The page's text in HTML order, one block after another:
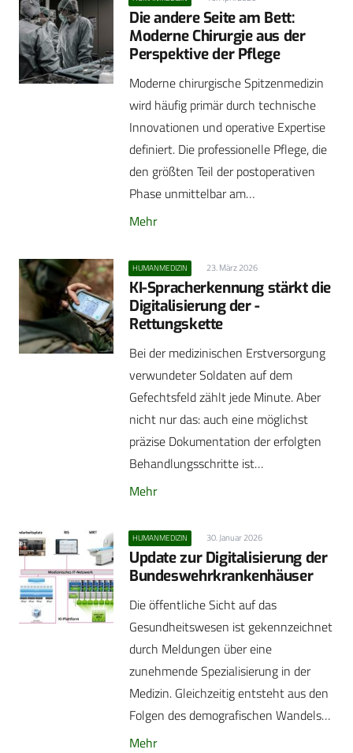
Die andere Seite am Bett:
Moderne Chirurgie aus der
Perspektive der Pflege
Moderne chirurgische Spitzenmedizin
wird häufig primär durch technische
Innovationen und operative Expertise
definiert. Die professionelle Pflege, die
den größten Teil der postoperativen
Phase unmittelbar am…
Mehr
HUMANMEDIZIN 23. März 2026
KI-Spracherkennung stärkt die
Digitalisierung der ­
Rettungskette
Bei der medizinischen Erstversorgung
verwundeter Soldaten auf dem
Gefechtsfeld zählt jede Minute. Aber
nicht nur das: auch eine möglichst
präzise Dokumentation der erfolgten
Behandlungsschritte ist…
Mehr
HUMANMEDIZIN 30. Januar 2026
Update zur Digitalisierung der
Bundeswehrkrankenhäuser
Die öffentliche Sicht auf das
Gesundheitswesen ist gekennzeichnet
durch Meldungen über eine
zunehmende Spezialisierung in der
Medizin. Gleichzeitig entsteht aus den
Folgen des demografischen Wandels…
Mehr